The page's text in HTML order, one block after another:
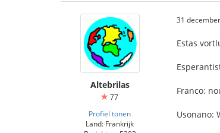
Altebrilas
77
Profiel tonen
Land: Frankrijk
31
Estas
Franco:
Usonano: